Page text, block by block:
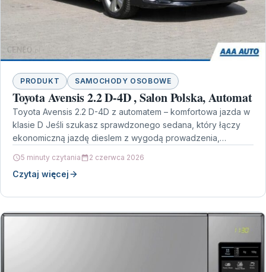
PRODUKT SAMOCHODY OSOBOWE
Toyota Avensis 2.2 D-4D , Salon Polska, Automat
Toyota Avensis 2.2 D-4D z automatem – komfortowa jazda w
klasie D Jeśli szukasz sprawdzonego sedana, który łączy
ekonomiczną jazdę dieslem z wygodą prowadzenia,…
5 minuty czytania 2 czerwca 2026
Czytaj więcej